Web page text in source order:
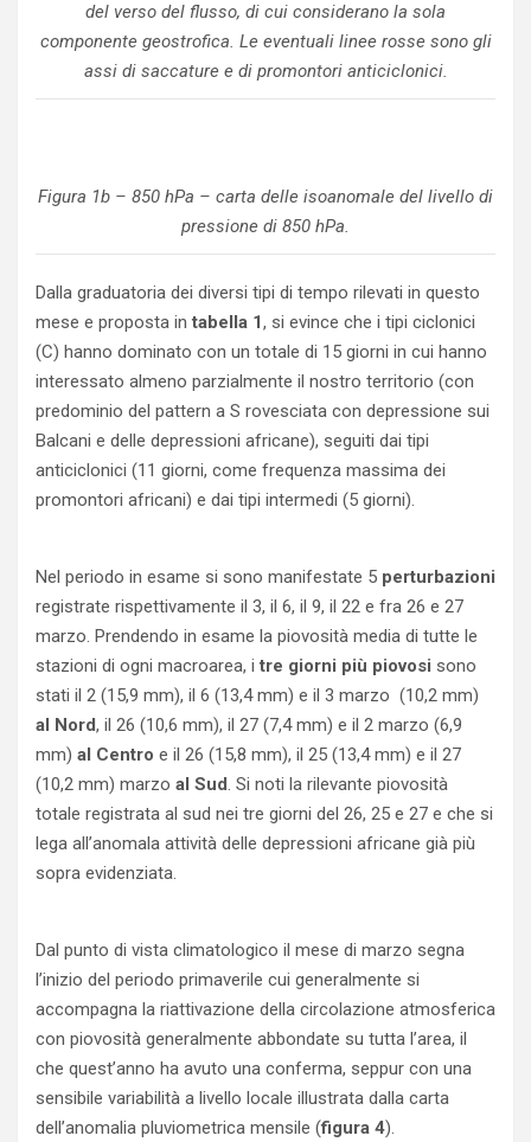
del verso del flusso, di cui considerano la sola
componente geostrofica. Le eventuali linee rosse sono gli
assi di saccature e di promontori anticiclonici.
Figura 1b – 850 hPa – carta delle isoanomale del livello di
pressione di 850 hPa.
Dalla graduatoria dei diversi tipi di tempo rilevati in questo
mese e proposta intabella 1, si evince che i tipi ciclonici
(C) hanno dominato con un totale di 15 giorni in cui hanno
interessato almeno parzialmente il nostro territorio (con
predominio del pattern a S rovesciata con depressione sui
Balcani e delle depressioni africane), seguiti dai tipi
anticiclonici (11 giorni, come frequenza massima dei
promontori africani) e dai tipi intermedi (5 giorni).
Nel periodo in esame si sono manifestate 5 perturbazioni
registrate rispettivamente il 3, il 6, il 9, il 22 e fra 26 e 27
marzo. Prendendo in esame la piovosità media di tutte le
stazioni di ogni macroarea, itre giorni più piovosi sono
stati il 2 (15,9 mm), il 6 (13,4 mm) e il 3 marzo (10,2 mm)
al Nord, il 26 (10,6 mm), il 27 (7,4 mm) e il 2 marzo (6,9
mm) al Centro e il 26 (15,8 mm), il 25 (13,4 mm) e il 27
(10,2 mm) marzo al Sud. Si noti la rilevante piovosità
totale registrata al sud nei tre giorni del 26, 25 e 27 e che si
lega all’anomala attività delle depressioni africane già più
sopra evidenziata.
Dal punto di vista climatologico il mese di marzo segna
l’inizio del periodo primaverile cui generalmente si
accompagna la riattivazione della circolazione atmosferica
con piovosità generalmente abbondate su tutta l’area, il
che quest’anno ha avuto una conferma, seppur con una
sensibile variabilità a livello locale illustrata dalla carta
dell’anomalia pluviometrica mensile (figura 4).